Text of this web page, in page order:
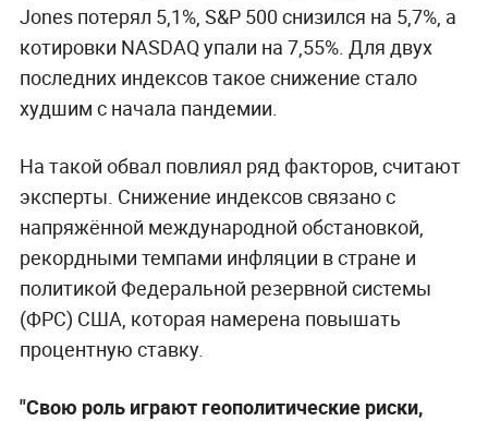
Jones потерял 5,1%, S&P 500 снизился на 5,7%, а
котировки NASDAQ упали на 7,55%. Для двух
последних индексов такое снижение стало
худшим с начала пандемии.
На такой обвал повлиял ряд факторов, считают
эксперты. Снижение индексов связано с
напряжённой международной обстановкой,
рекордными темпами инфляции в стране и
политикой Федеральной резервной системы
(ФРС) США, которая намерена повышать
процентную ставку.
"Свою роль играют геополитические риски,